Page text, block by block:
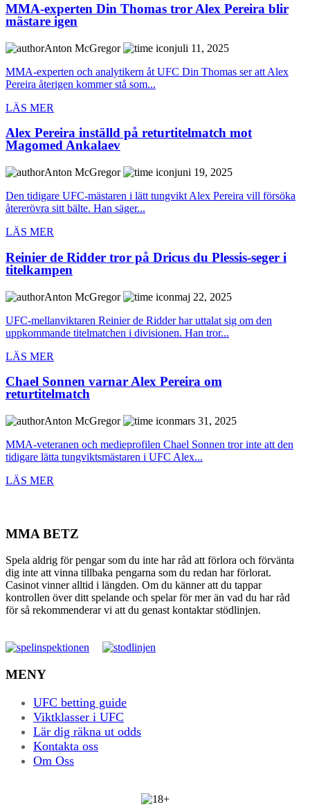
MMA-experten Din Thomas tror Alex Pereira blir
mästare igen
Anton McGregor
juli 11, 2025
MMA-experten och analytikern åt UFC Din Thomas ser att Alex
Pereira återigen kommer stå som...
LÄS MER
Alex Pereira inställd på returtitelmatch mot
Magomed Ankalaev
Anton McGregor
juni 19, 2025
Den tidigare UFC-mästaren i lätt tungvikt Alex Pereira vill försöka
återerövra sitt bälte. Han säger...
LÄS MER
Reinier de Ridder tror på Dricus du Plessis-seger i
titelkampen
Anton McGregor
maj 22, 2025
UFC-mellanviktaren Reinier de Ridder har uttalat sig om den
uppkommande titelmatchen i divisionen. Han tror...
LÄS MER
Chael Sonnen varnar Alex Pereira om
returtitelmatch
Anton McGregor
mars 31, 2025
MMA-veteranen och medieprofilen Chael Sonnen tror inte att den
tidigare lätta tungviktsmästaren i UFC Alex...
LÄS MER
MMA BETZ
Spela aldrig för pengar som du inte har råd att förlora och förvänta
dig inte att vinna tillbaka pengarna som du redan har förlorat.
Casinot vinner alltid i längden. Om du känner att du tappar
kontrollen över ditt spelande och spelar för mer än vad du har råd
för så rekommenderar vi att du genast kontaktar stödlinjen.
MENY
UFC betting guide
Viktklasser i UFC
Lär dig räkna ut odds
Kontakta oss
Om Oss